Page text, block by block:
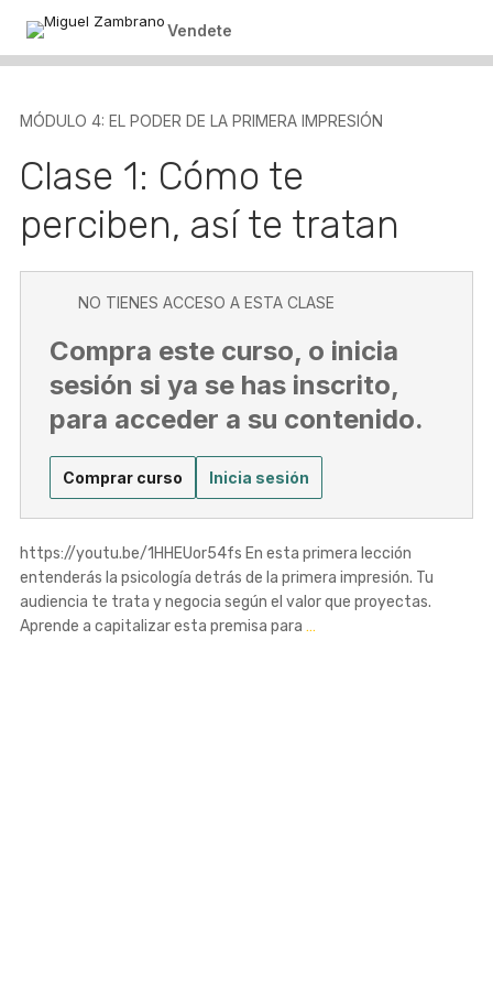
Vendete
MÓDULO 4: EL PODER DE LA PRIMERA IMPRESIÓN
Clase 1: Cómo te
perciben, así te tratan
NO TIENES ACCESO A ESTA CLASE
Compra este curso, o inicia
sesión si ya se has inscrito,
para acceder a su contenido.
Comprar curso Inicia sesión
https://youtu.be/1HHEUor54fs En esta primera lección
entenderás la psicología detrás de la primera impresión. Tu
audiencia te trata y negocia según el valor que proyectas.
Aprende a capitalizar esta premisa para …